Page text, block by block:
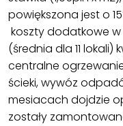
powiększona jest o
koszty dodatkowe w
(średnia dla 11
centralne
ścieki, wywóz
mesiacach dojdzie
zostały